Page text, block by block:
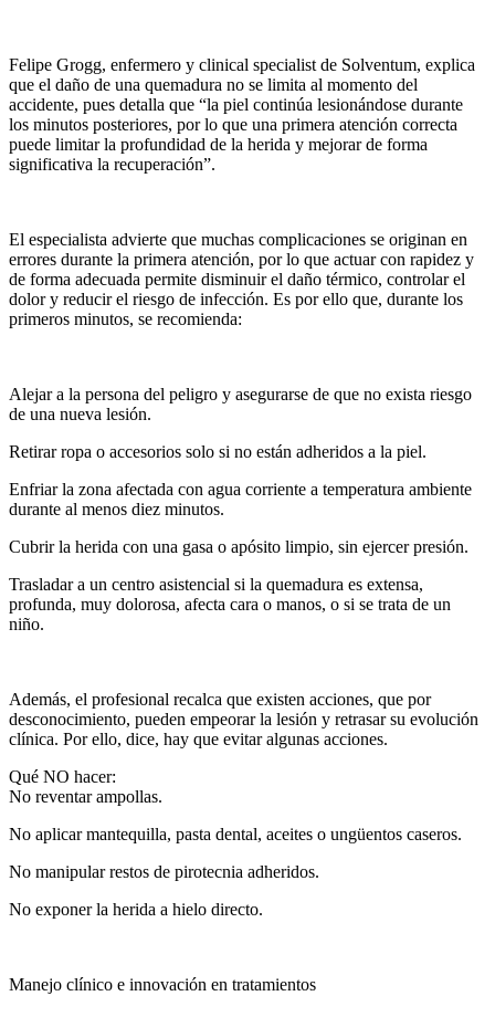
Felipe Grogg, enfermero y clinical specialist de Solventum, explica
que el daño de una quemadura no se limita al momento del
accidente, pues detalla que “la piel continúa lesionándose durante
los minutos posteriores, por lo que una primera atención correcta
puede limitar la profundidad de la herida y mejorar de forma
significativa la recuperación”.
El especialista advierte que muchas complicaciones se originan en
errores durante la primera atención, por lo que actuar con rapidez y
de forma adecuada permite disminuir el daño térmico, controlar el
dolor y reducir el riesgo de infección. Es por ello que, durante los
primeros minutos, se recomienda:
Alejar a la persona del peligro y asegurarse de que no exista riesgo
de una nueva lesión.
Retirar ropa o accesorios solo si no están adheridos a la piel.
Enfriar la zona afectada con agua corriente a temperatura ambiente
durante al menos diez minutos.
Cubrir la herida con una gasa o apósito limpio, sin ejercer presión.
Trasladar a un centro asistencial si la quemadura es extensa,
profunda, muy dolorosa, afecta cara o manos, o si se trata de un
niño.
Además, el profesional recalca que existen acciones, que por
desconocimiento, pueden empeorar la lesión y retrasar su evolución
clínica. Por ello, dice, hay que evitar algunas acciones.
Qué NO hacer:
No reventar ampollas.
No aplicar mantequilla, pasta dental, aceites o ungüentos caseros.
No manipular restos de pirotecnia adheridos.
No exponer la herida a hielo directo.
Manejo clínico e innovación en tratamientos